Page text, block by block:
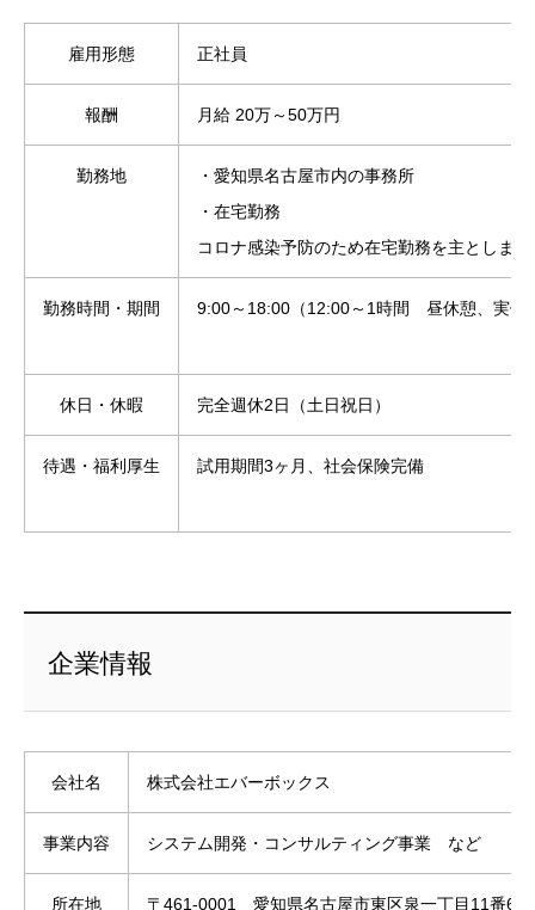
雇用形態 正社員
報酬 月給 20万～50万円
勤務地
・愛知県名古屋市内の事務所
・在宅勤務
コロナ感染予防のため在宅勤務を主としま
勤務時間・期間 9:00～18:00（12:00～1時間 昼休憩、実働
休日・休暇 完全週休2日（土日祝日）
待遇・福利厚生 試用期間3ヶ月、社会保険完備
企業情報
会社名 株式会社エバーボックス
事業内容 システム開発・コンサルティング事業 など
所在地 〒461-0001 愛知県名古屋市東区泉一丁目11番6